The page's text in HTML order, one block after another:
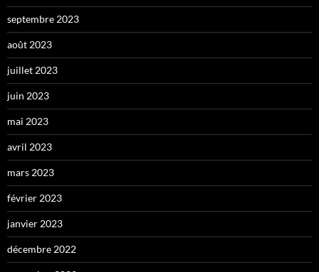
septembre 2023
août 2023
juillet 2023
juin 2023
mai 2023
avril 2023
mars 2023
février 2023
janvier 2023
décembre 2022